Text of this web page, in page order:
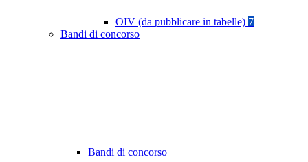
OIV (da pubblicare in tabelle) 7
Bandi di concorso
Bandi di concorso